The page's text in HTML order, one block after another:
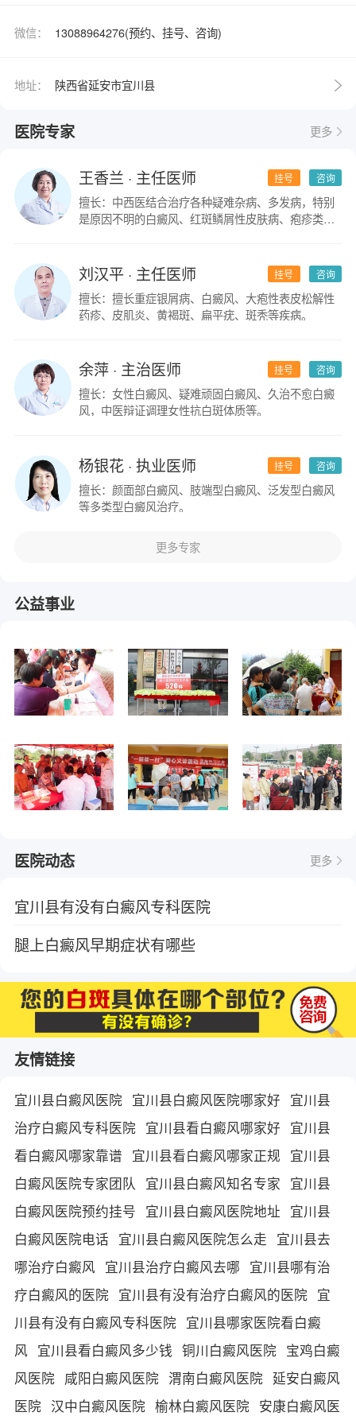
微信： 13088964276(预约、挂号、咨询)
地址： 陕西省延安市宜川县
医院专家 更多
咨询
挂号
王香兰 · 主任医师
擅长：中西医结合治疗各种疑难杂病、多发病，特别
是原因不明的白癜风、红斑鳞屑性皮肤病、疱疹类皮
咨询
挂号
刘汉平· 主任医师
擅长：擅长重症银屑病、白癜风、大疱性表皮松解性
药疹、皮肌炎、黄褐斑、扁平疣、斑秃等疾病。
咨询
挂号
余萍· 主治医师
擅长：女性白癜风、疑难顽固白癜风、久治不愈白癜
风，中医辩证调理女性抗白斑体质等。
咨询
挂号
杨银花· 执业医师
擅长：颜面部白癜风、肢端型白癜风、泛发型白癜风
等多类型白癜风治疗。
更多专家
公益事业
医院动态 更多
宜川县有没有白癜风专科医院
腿上白癜风早期症状有哪些
友情链接
宜川县白癜风医院 宜川县白癜风医院哪家好 宜川县
治疗白癜风专科医院 宜川县看白癜风哪家好 宜川县
看白癜风哪家靠谱 宜川县看白癜风哪家正规 宜川县
白癜风医院专家团队
宜川县白癜风知名专家 宜川县
白癜风医院预约挂号 宜川县白癜风医院地址 宜川县
白癜风医院电话 宜川县白癜风医院怎么走 宜川县去
哪治疗白癜风 宜川县治疗白癜风去哪 宜川县哪有治
疗白癜风的医院 宜川县有没有治疗白癜风的医院 宜
川县有没有白癜风专科医院 宜川县哪家医院看白癜
风 宜川县看白癜风多少钱 铜川白癜风医院 宝鸡白癜
风医院 咸阳白癜风医院 渭南白癜风医院 延安白癜风
医院 汉中白癜风医院 榆林白癜风医院 安康白癜风医